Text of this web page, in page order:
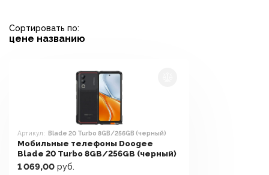
Сортировать по:
цене названию
Артикул: Blade 20 Turbo 8GB/256GB (черный)
Мобильные телефоны Doogee
Blade 20 Turbo 8GB/256GB (черный)
1 069,00 руб.